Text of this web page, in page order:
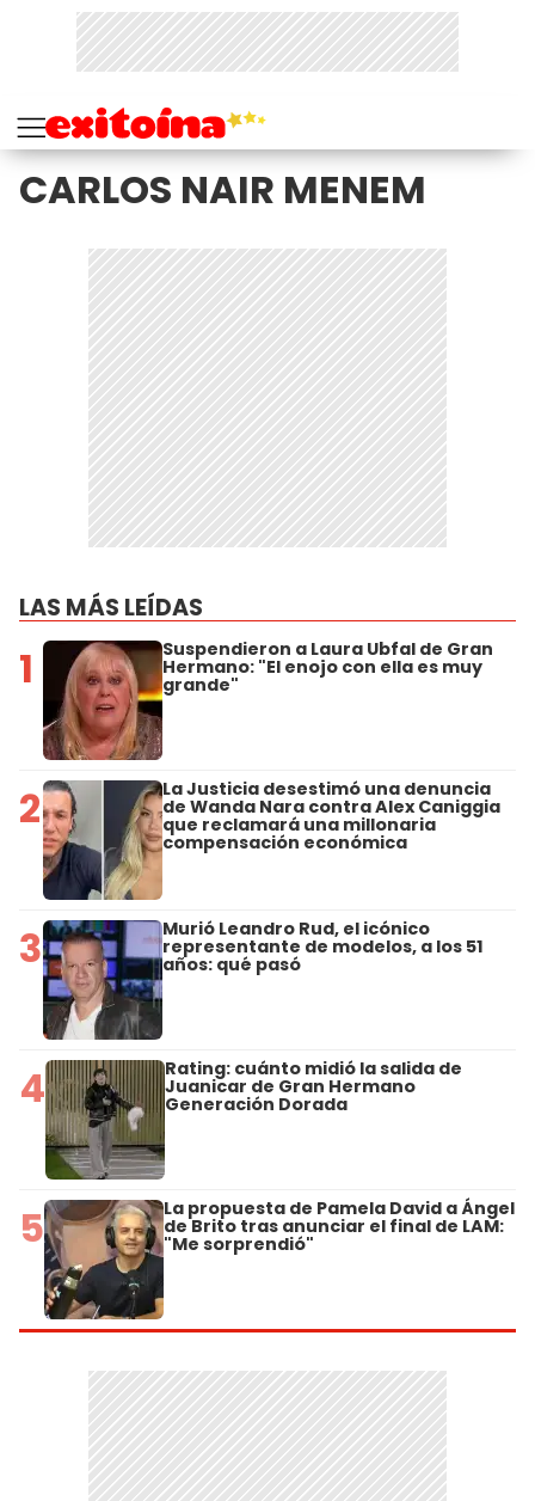
CARLOS NAIR MENEM
LAS MÁS LEÍDAS
1 Suspendieron a Laura Ubfal de Gran
Hermano: "El enojo con ella es muy
grande"
2 La Justicia desestimó una denuncia
de Wanda Nara contra Alex Caniggia
que reclamará una millonaria
compensación económica
3 Murió Leandro Rud, el icónico
representante de modelos, a los 51
años: qué pasó
4 Rating: cuánto midió la salida de
Juanicar de Gran Hermano
Generación Dorada
5 La propuesta de Pamela David a Ángel
de Brito tras anunciar el final de LAM:
"Me sorprendió"